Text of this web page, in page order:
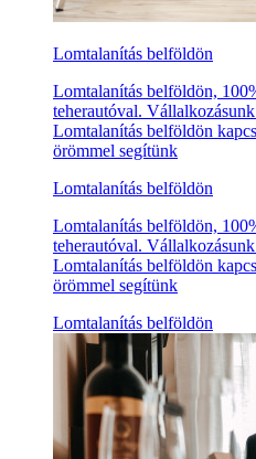
Lomtalanítás belföldön
Lomtalanítás belföldön,
teherautóval.
Lomtalanítás belföldön
örömmel segítünk
Lomtalanítás belföldön
Lomtalanítás belföldön,
teherautóval.
Lomtalanítás belföldön
örömmel segítünk
Lomtalanítás belföldön